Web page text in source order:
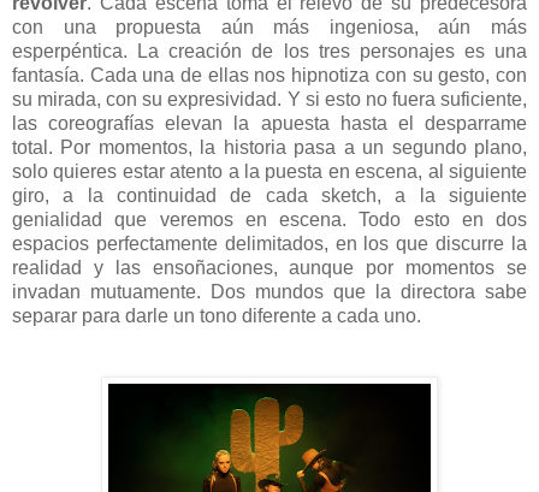
con una propuesta aún más ingeniosa, aún más
esperpéntica. La creación de los tres personajes es una
fantasía. Cada una de ellas nos hipnotiza con su gesto, con
su mirada, con su expresividad. Y si esto no fuera suficiente,
las coreografías elevan la apuesta hasta el desparrame
total. Por momentos, la historia pasa a un segundo plano,
solo quieres estar atento a la puesta en escena, al siguiente
giro, a la continuidad de cada sketch, a la siguiente
genialidad que veremos en escena. Todo esto en dos
espacios perfectamente delimitados, en los que discurre la
realidad y las ensoñaciones, aunque por momentos se
invadan mutuamente. Dos mundos que la directora sabe
separar para darle un tono diferente a cada uno.